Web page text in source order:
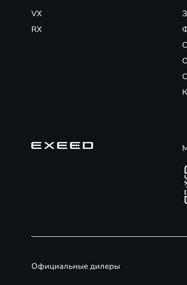
VX
RX
Официальные дилеры